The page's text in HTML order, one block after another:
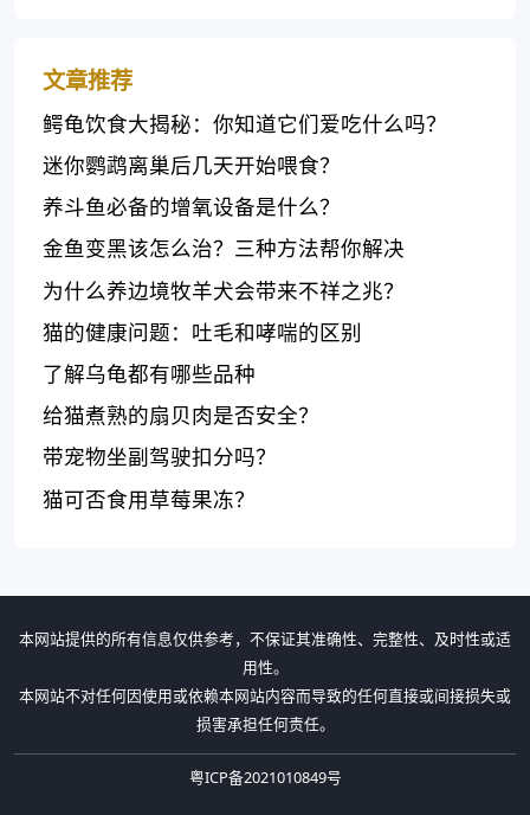
文章推荐
鳄龟饮食大揭秘：你知道它们爱吃什么吗？
迷你鹦鹉离巢后几天开始喂食？
养斗鱼必备的增氧设备是什么？
金鱼变黑该怎么治？三种方法帮你解决
为什么养边境牧羊犬会带来不祥之兆？
猫的健康问题：吐毛和哮喘的区别
了解乌龟都有哪些品种
给猫煮熟的扇贝肉是否安全？
带宠物坐副驾驶扣分吗？
猫可否食用草莓果冻？
本网站提供的所有信息仅供参考，不保证其准确性、完整性、及时性或适
用性。
本网站不对任何因使用或依赖本网站内容而导致的任何直接或间接损失或
损害承担任何责任。
粤ICP备2021010849号